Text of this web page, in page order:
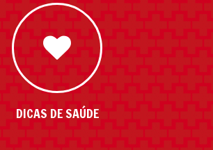
EXAMES
Confira aqui os exames
realizados na Santa Casa,
respostas para as principais
DICAS DE SAÚDE